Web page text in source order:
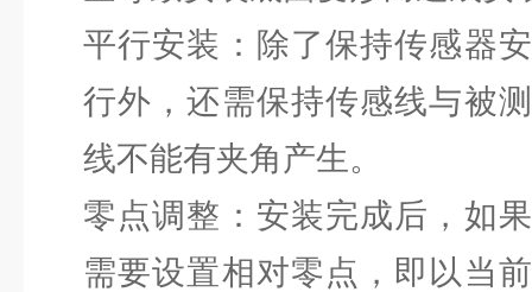
平行安装：除了保持传感器
行外，还需保持传感线与被
线不能有夹角产生。
零点调整：安装完成后，如
需要设置相对零点，即以当